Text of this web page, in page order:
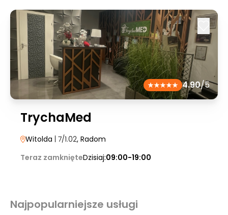
4.90/5
TrychaMed
Witolda | 7/1.02, Radom
Teraz zamknięteDzisiaj:09:00-19:00
Najpopularniejsze usługi